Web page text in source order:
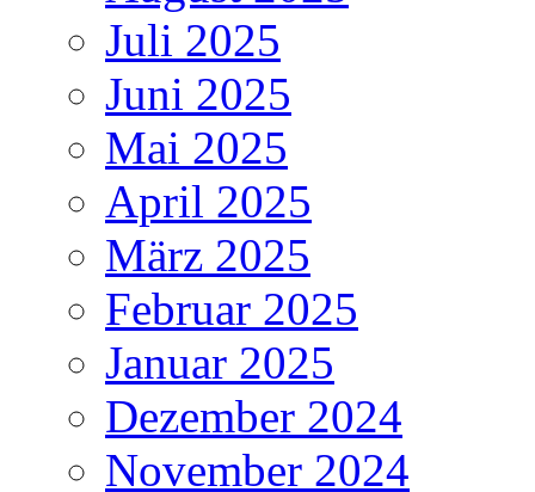
Juli 2025
Juni 2025
Mai 2025
April 2025
März 2025
Februar 2025
Januar 2025
Dezember 2024
November 2024